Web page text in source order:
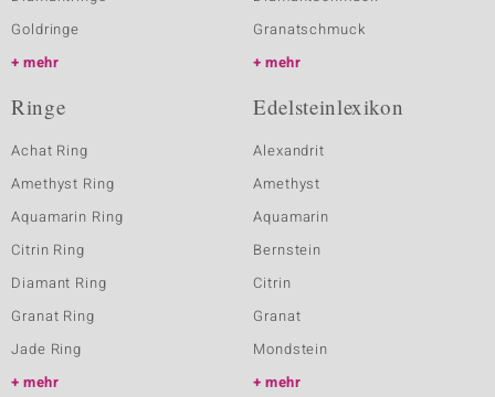
Goldringe
mehr
Granatschmuck
mehr
Ringe
Achat Ring
Amethyst Ring
Aquamarin Ring
Citrin Ring
Diamant Ring
Granat Ring
Jade Ring
mehr
Edelsteinlexikon
Alexandrit
Amethyst
Aquamarin
Bernstein
Citrin
Granat
Mondstein
mehr